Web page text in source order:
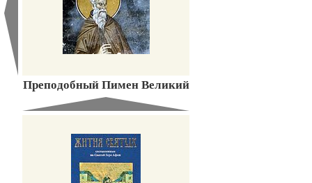
Преподобный Пимен Великий